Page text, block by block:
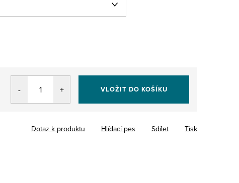
VLOŽIT DO KOŠÍKU
Tisk
Dotaz k produktu Hlídací pes Sdílet